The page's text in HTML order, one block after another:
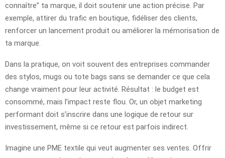
connaître” ta marque, il doit soutenir une action précise. Par
exemple, attirer du trafic en boutique, fidéliser des clients,
renforcer un lancement produit ou améliorer la mémorisation de
ta marque.
Dans la pratique, on voit souvent des entreprises commander
des stylos, mugs ou tote bags sans se demander ce que cela
change vraiment pour leur activité. Résultat : le budget est
consommé, mais l’impact reste flou. Or, un objet marketing
performant doit s’inscrire dans une logique de retour sur
investissement, même si ce retour est parfois indirect.
Imagine une PME textile qui veut augmenter ses ventes. Offrir